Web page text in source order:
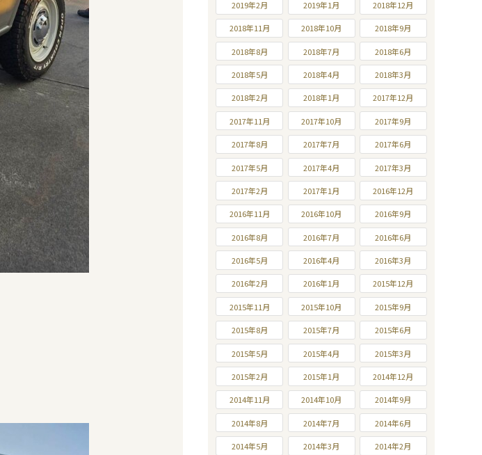
2019年2月 2019年1月 2018年12月
2018年11月 2018年10月 2018年9月
2018年8月 2018年7月 2018年6月
2018年5月 2018年4月 2018年3月
2018年2月 2018年1月 2017年12月
2017年11月 2017年10月 2017年9月
2017年8月 2017年7月 2017年6月
2017年5月 2017年4月 2017年3月
2017年2月 2017年1月 2016年12月
2016年11月 2016年10月 2016年9月
2016年8月 2016年7月 2016年6月
2016年5月 2016年4月 2016年3月
2016年2月 2016年1月 2015年12月
2015年11月 2015年10月 2015年9月
2015年8月 2015年7月 2015年6月
2015年5月 2015年4月 2015年3月
2015年2月 2015年1月 2014年12月
2014年11月 2014年10月 2014年9月
2014年8月 2014年7月 2014年6月
2014年5月 2014年3月 2014年2月